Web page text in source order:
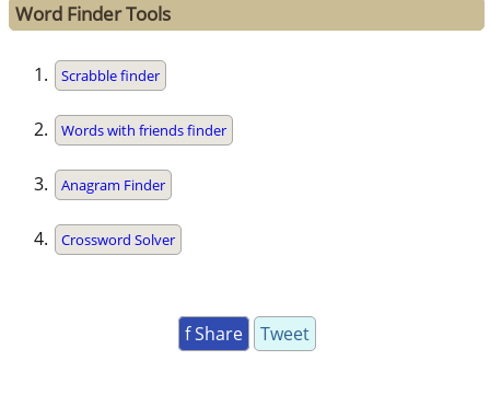
Word Finder Tools
Scrabble finder
Words with friends finder
Anagram Finder
Crossword Solver
f Share Tweet